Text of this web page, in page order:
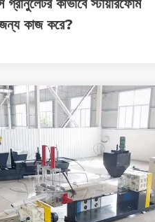
কীভাবে স্টায়ারফোম
জন্য কাজ করে?